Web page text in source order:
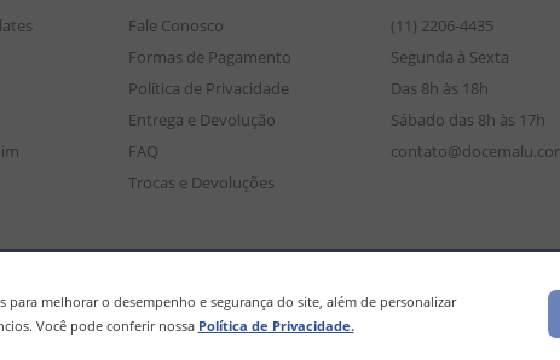
para melhorar o desempenho e segurança do site, além de personalizar
Você pode conferir nossa Política de Privacidade.
Fale Conosco
Formas de Pagamento
Política de Privacidade
Entrega e Devolução
FAQ
Trocas e Devoluções
(11) 2206-4435
Segunda à Sexta
Das 8h às 18h
Sábado das 8h às 17h
exclusivamente para compras efetuadas no site, podendo diferir da
Todos os preços e condições comerciais estão sujeitos a alteração